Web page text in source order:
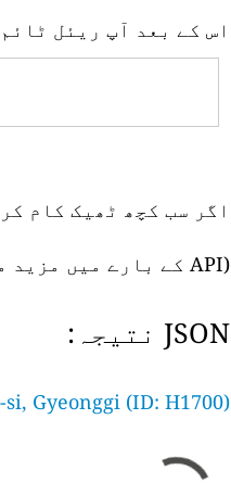
اس کے بعد آپ ریئل
اگر سب کچھ ٹھیک کام
(API کے بارے میں مزید معلومات کے لیے،
JSON نتیجہ:
Gyeonggi (ID: H1700)